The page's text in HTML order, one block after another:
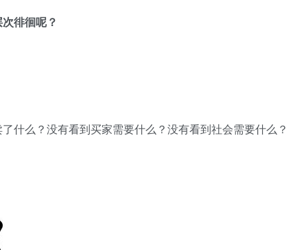
徘徊呢？
什么？没有看到买家需要什么？没有看到社会需要什么？